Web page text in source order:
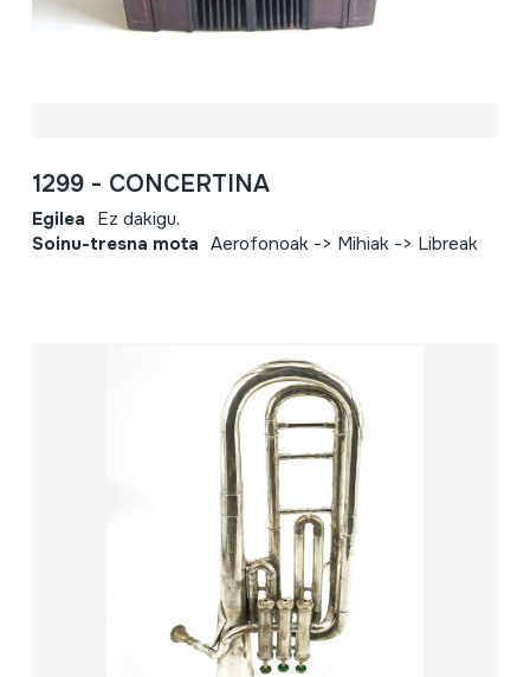
1299 - CONCERTINA
Egilea Ez dakigu.
Soinu-tresna mota Aerofonoak -> Mihiak -> Libreak